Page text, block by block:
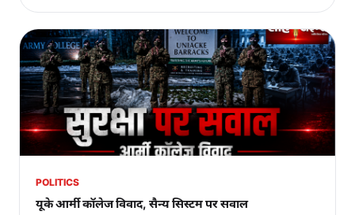
POLITICS
यूके आर्मी कॉलेज विवाद, सैन्य सिस्टम पर सवाल